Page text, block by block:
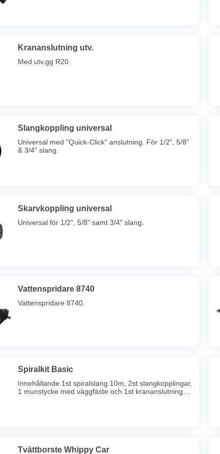
Krananslutning utv.
Med utv.gg R20.
Slangkoppling universal
Universal med "Quick-Click" anslutning. För 1/2", 5/8"
& 3/4" slang.
Skarvkoppling universal
Universal för 1/2", 5/8" samt 3/4" slang.
Vattenspridare 8740
Vattenspridare 8740.
Spiralkit Basic
Innehållande 1st spiralslang 10m, 2st slangkopplingar,
1 munstycke med väggfäste och 1st krananslutning
Tvättborste Whippy Car